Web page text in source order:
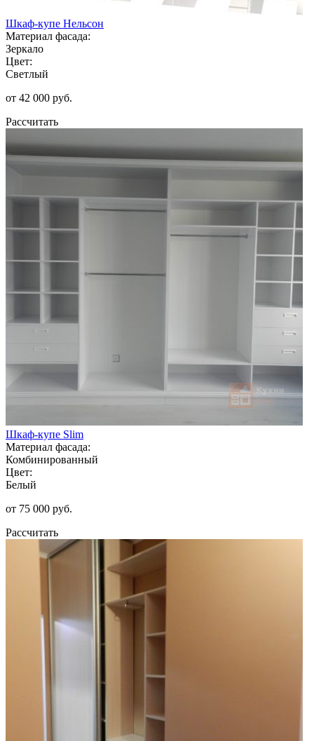
Шкаф-купе Нельсон
Материал фасада:
Зеркало
Цвет:
Светлый
от 42 000 руб.
Рассчитать
Шкаф-купе Slim
Материал фасада:
Комбинированный
Цвет:
Белый
от 75 000 руб.
Рассчитать